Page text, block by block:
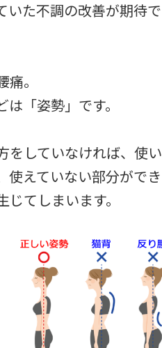
いた不調の改善が期待で
。
「姿勢」です。
をしていなければ、使い
使えていない部分ができ
てしまいます。